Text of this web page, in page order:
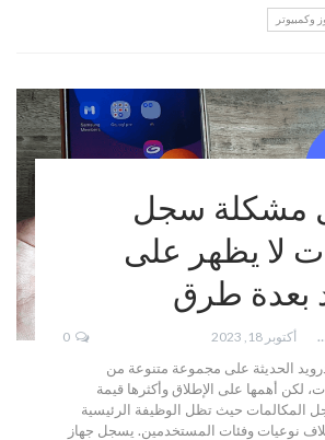
وكمبيوتر
مشكلة سجل
لا يظهر على
بعدة طرق
أكتوبر 18, 2023 0
الحديثة على مجموعة متنوعة من
لكن أهمها على الإطلاق وأكثرها قيمة
المكالمات حيث تظل الوظيفة الرئيسية
نوعيات وفئات المستخدمين. يسجل جهاز